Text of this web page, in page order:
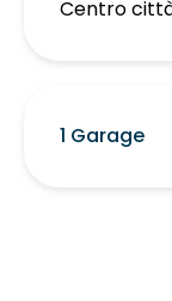
Centro
1 Garage